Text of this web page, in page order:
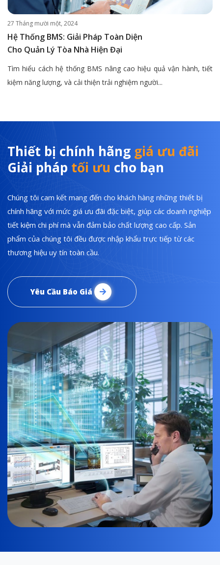
27 Tháng mười một, 2024
Hệ Thống BMS: Giải Pháp Toàn Diện
Cho Quản Lý Tòa Nhà Hiện Đại
Tìm hiểu cách hệ thống BMS nâng cao hiệu quả vận hành, tiết
kiệm năng lượng, và cải thiện trải nghiệm người...
Thiết bị chính hãng giá ưu đãi
Giải pháp tối ưu cho bạn
Chúng tôi cam kết mang đến cho khách hàng những thiết bị
chính hãng với mức giá ưu đãi đặc biệt, giúp các doanh nghiệp
tiết kiệm chi phí mà vẫn đảm bảo chất lượng cao cấp. Sản
phẩm của chúng tôi đều được nhập khẩu trực tiếp từ các
thương hiệu uy tín toàn cầu.
Yêu Cầu Báo Giá